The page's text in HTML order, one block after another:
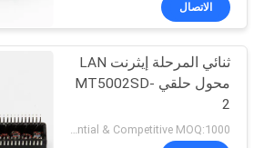
ميناء RJ45 واحدة
21
الاتصال
ثنائي المرحلة إيثرنت LAN
محول حلقي MT5002SD-
2